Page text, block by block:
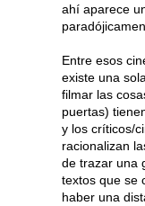
ahí aparece
Entre esos
existe una
filmar las
puertas)
y los críticos/
racionalizan
de trazar una
textos que se
haber una